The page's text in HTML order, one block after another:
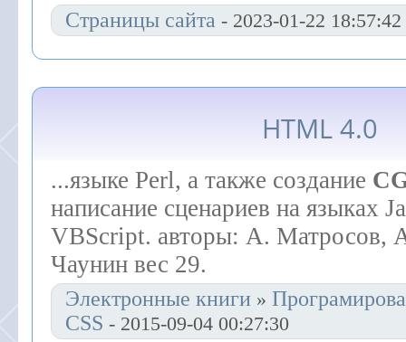
Страницы сайта - 2023-01-22 18:57:42
HTML 4.0
...языке Perl, а также создание
написание сценариев на языках
VBScript. авторы: А. Матросов,
Чаунин вес 29.
Электронные книги »
CSS - 2015-09-04 00:27:30